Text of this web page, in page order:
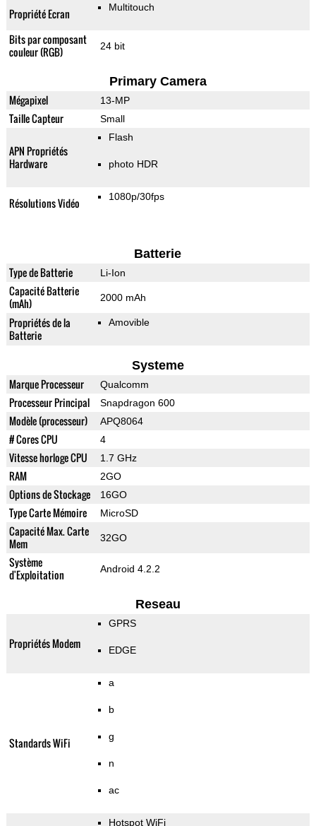
Propriété Ecran Multitouch
Bits par composant
couleur (RGB)
24 bit
Primary Camera
Mégapixel 13-MP
Taille Capteur Small
APN Propriétés
Hardware
Flash
photo HDR
Résolutions Vidéo 1080p/30fps
Batterie
Type de Batterie Li-Ion
Capacité Batterie
(mAh)
2000 mAh
Propriétés de la
Batterie
Amovible
Systeme
Marque Processeur Qualcomm
Processeur Principal Snapdragon 600
Modèle (processeur) APQ8064
# Cores CPU 4
Vitesse horloge CPU 1.7 GHz
RAM 2GO
Options de Stockage 16GO
Type Carte Mémoire MicroSD
Capacité Max. Carte
Mem
32GO
Système
d'Exploitation
Android 4.2.2
Reseau
Propriétés Modem
GPRS
EDGE
Standards WiFi
a
b
g
n
ac
Hotspot WiFi